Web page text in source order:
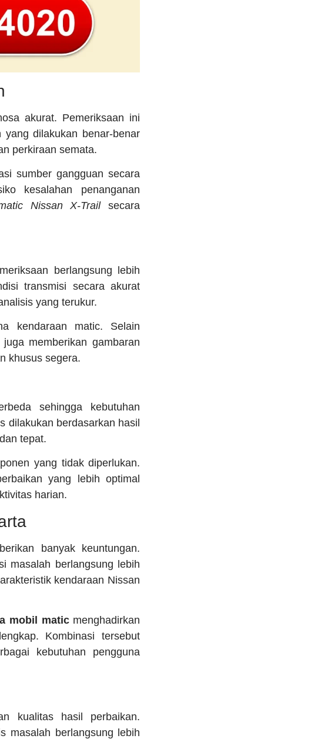
akurat. Pemeriksaan ini
dilakukan benar-benar
perkiraan semata.
sumber gangguan secara
kesalahan penanganan
Nissan X-Trailsecara
berlangsung lebih
transmisi secara akurat
yang terukur.
kendaraan matic. Selain
memberikan gambaran
khusus segera.
sehingga kebutuhan
dilakukan berdasarkan hasil
tepat.
yang tidak diperlukan.
yang lebih optimal
harian.
banyak keuntungan.
masalah berlangsung lebih
kendaraan Nissan
mobil maticmenghadirkan
Kombinasi tersebut
kebutuhan pengguna
kualitas hasil perbaikan.
masalah berlangsung lebih